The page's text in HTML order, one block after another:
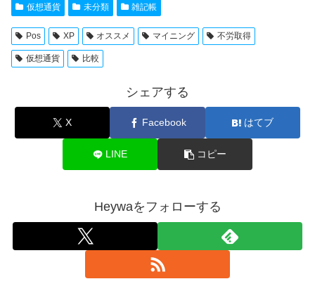
仮想通貨 未分類 雑記帳
Pos XP オススメ マイニング 不労取得
仮想通貨 比較
シェアする
X Facebook はてブ
LINE コピー
Heywaをフォローする